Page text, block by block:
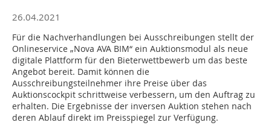
26.04.2021
Für die Nachverhandlungen bei Ausschreibungen stellt der
Onlineservice „Nova AVA BIM“ ein Auktionsmodul als neue
digitale Plattform für den Bieterwettbewerb um das beste
Angebot bereit. Damit können die
Ausschreibungsteilnehmer ihre Preise über das
Auktionscockpit schrittweise verbessern, um den Auftrag zu
erhalten. Die Ergebnisse der inversen Auktion stehen nach
deren Ablauf direkt im Preisspiegel zur Verfügung.